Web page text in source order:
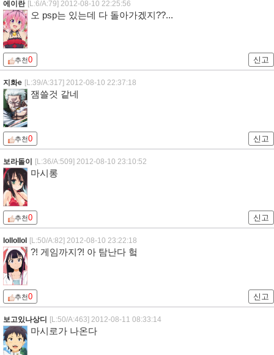
에이란 [L:6/A:79] 2012-08-10 22:25:56
오 psp는 있는데 다 돌아가겠지??...
추천0 신고
지화e [L:39/A:317] 2012-08-10 22:37:18
잼쓸것 같네
추천0 신고
보라돌이 [L:36/A:509] 2012-08-10 23:10:52
마시롱
추천0 신고
lollollol [L:50/A:82] 2012-08-10 23:22:18
?! 게임까지?! 아 탐난다 헠
추천0 신고
보고있나상디 [L:50/A:463] 2012-08-11 08:33:14
마시로가 나온다